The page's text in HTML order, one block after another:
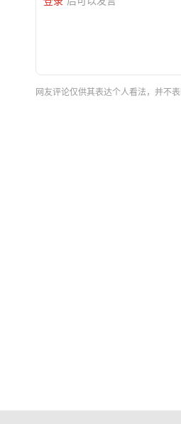
网友评论仅供其表达个人看法，并不